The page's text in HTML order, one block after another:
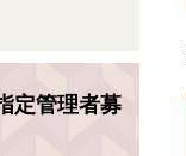
定管理者募